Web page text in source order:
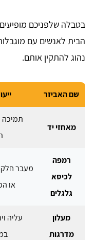
בטבלה שלפניכם
הבית לאנשים עם
נהוג להתקין אותם.
שם האביזר
מאחזי יד
תמיכה
רמפה
לכיסא
גלגלים
מעבר חלק
או
מעלון
מדרגות
עליה